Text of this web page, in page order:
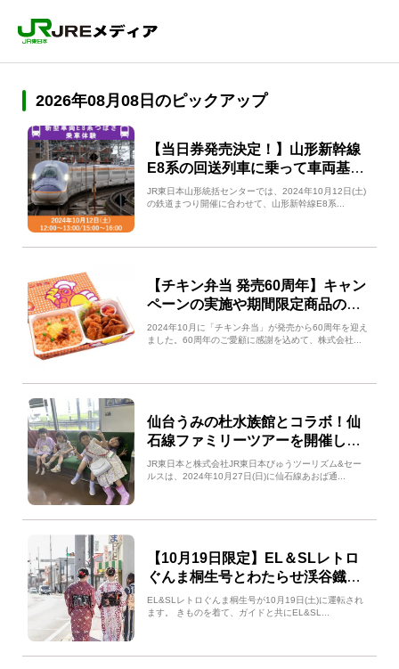
2026年08月08日のピックアップ
【当日券発売決定！】山形新幹線
E8系の回送列車に乗って車両基地
に行こう！つばさ乗車体験につい
て
JR東日本山形統括センターでは、2024年10月12日(土)
の鉄道まつり開催に合わせて、山形新幹線E8系...
【チキン弁当 発売60周年】キャン
ペーンの実施や期間限定商品の販
売について紹介！
2024年10月に「チキン弁当」が発売から60周年を迎え
ました。60周年のご愛顧に感謝を込めて、株式会社...
仙台うみの杜水族館とコラボ！仙
石線ファミリーツアーを開催しま
す！
JR東日本と株式会社JR東日本びゅうツーリズム&セー
ルスは、2024年10月27日(日)に仙石線あおば通...
【10月19日限定】EL＆SLレトロ
ぐんま桐生号とわたらせ渓谷鐡道
で行く秋の散策きもの旅
EL&SLレトロぐんま桐生号が10月19日(土)に運転され
ます。 きものを着て、ガイドと共にEL&SL...